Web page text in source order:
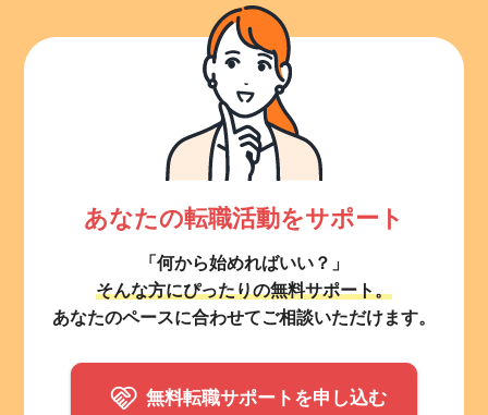
あなたの転職活動をサポート
「何から始めればいい？」
そんな方にぴったりの無料サポート。
あなたのペースに合わせてご相談いただけます。
無料転職サポートを申し込む